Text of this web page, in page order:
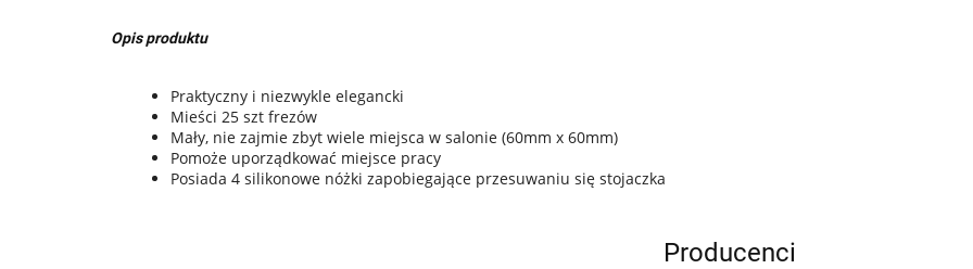
Opis produktu
Praktyczny i niezwykle elegancki
Mieści 25 szt frezów
Mały, nie zajmie zbyt wiele miejsca w salonie (60mm x 60mm)
Pomoże uporządkować miejsce pracy
Posiada 4 silikonowe nóżki zapobiegające przesuwaniu się stojaczka
Producenci